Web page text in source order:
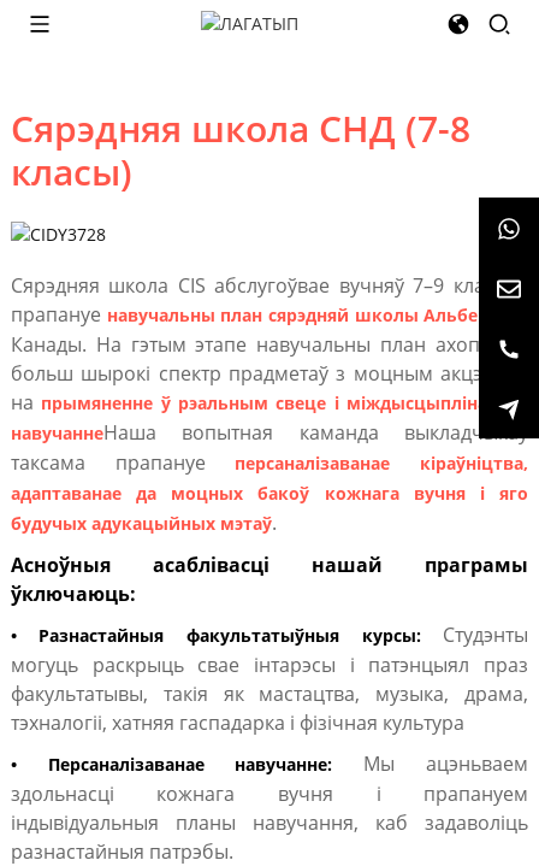
Сярэдняя школа СНД (7-8
класы)
Сярэдняя школа CIS абслугоўвае вучняў 7–9 класаў і
прапануе навучальны план сярэдняй школы Альберты
Канады. На гэтым этапе навучальны план ахоплівае
больш шырокі спектр прадметаў з моцным акцэнтам
на прымяненне ў рэальным свеце і міждысцыплінарнае
навучаннеНаша вопытная каманда выкладчыкаў
таксама прапануе
персаналізаванае кіраўніцтва,
адаптаванае да моцных бакоў кожнага вучня і яго
будучых адукацыйных мэтаў.
Асноўныя асаблівасці нашай праграмы
ўключаюць:
• Разнастайныя факультатыўныя курсы:Студэнты
могуць раскрыць свае інтарэсы і патэнцыял праз
факультатывы, такія як мастацтва, музыка, драма,
тэхналогіі, хатняя гаспадарка і фізічная культура
• Персаналізаванае навучанне:
Мы ацэньваем
здольнасці кожнага вучня і прапануем
індывідуальныя планы навучання, каб задаволіць
разнастайныя патрэбы.